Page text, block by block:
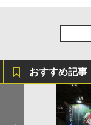
おすすめ記事